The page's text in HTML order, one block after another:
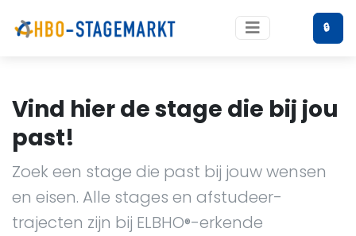
🔒
Vind hier de stage die bij jou
past!
Zoek een stage die past bij jouw wensen
en eisen. Alle stages en afstudeer-
trajecten zijn bij ELBHO®-erkende